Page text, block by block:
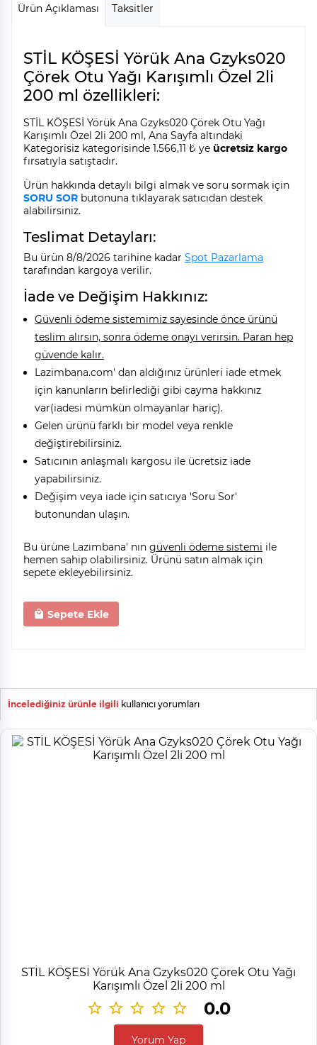
Ürün Açıklaması Taksitler
STİL KÖŞESİ Yörük Ana Gzyks020
Çörek Otu Yağı Karışımlı Özel 2li
200 ml özellikleri:
STİL KÖŞESİ Yörük Ana Gzyks020 Çörek Otu Yağı
Karışımlı Özel 2li 200 ml, Ana Sayfa altındaki
Kategorisiz kategorisinde 1.566,11 ₺ ye ücretsiz kargo
fırsatıyla satıştadır.
Ürün hakkında detaylı bilgi almak ve soru sormak için
SORU SOR butonuna tıklayarak satıcıdan destek
alabilirsiniz.
Teslimat Detayları:
Bu ürün 8/8/2026 tarihine kadar Spot Pazarlama
tarafından kargoya verilir.
İade ve Değişim Hakkınız:
Güvenli ödeme sistemimiz sayesinde önce ürünü
teslim alırsın, sonra ödeme onayı verirsin. Paran hep
güvende kalır.
Lazimbana.com' dan aldığınız ürünleri iade etmek
için kanunların belirlediği gibi cayma hakkınız
var(iadesi mümkün olmayanlar hariç).
Gelen ürünü farklı bir model veya renkle
değiştirebilirsiniz.
Satıcının anlaşmalı kargosu ile ücretsiz iade
yapabilirsiniz.
Değişim veya iade için satıcıya 'Soru Sor'
butonundan ulaşın.
Bu ürüne Lazımbana' nın güvenli ödeme sistemi ile
hemen sahip olabilirsiniz. Ürünü satın almak için
sepete ekleyebilirsiniz.
Sepete Ekle
İncelediğiniz ürünle ilgili kullanıcı yorumları
STİL KÖŞESİ Yörük Ana Gzyks020 Çörek Otu Yağı
Karışımlı Özel 2li 200 ml
0.0
Yorum Yap